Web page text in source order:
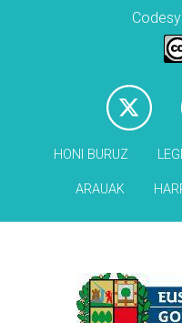
HONI BURUZ
ARAUAK